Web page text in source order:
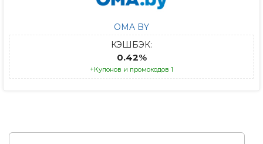
OMA BY
КЭШБЭК:
0.42%
+Купонов и промокодов 1